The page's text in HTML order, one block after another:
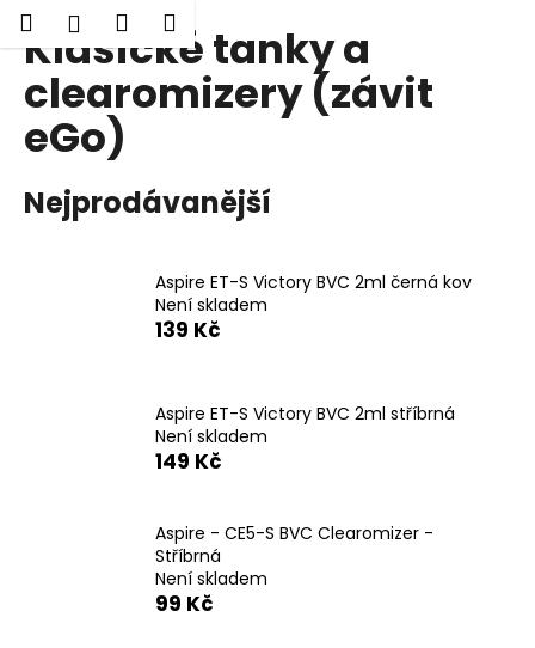
Přejít
obsah
HledatPřihlášení
Nákupní
košík
Menu
Klasické tanky a
clearomizery (závit
eGo)
Nejprodávanější
Aspire ET-S Victory BVC 2ml černá kov
Není skladem
139 Kč
Aspire ET-S Victory BVC 2ml stříbrná
Není skladem
149 Kč
Aspire - CE5-S BVC Clearomizer -
Stříbrná
Není skladem
99 Kč
o Zpět
Zpět
C
o
p
o